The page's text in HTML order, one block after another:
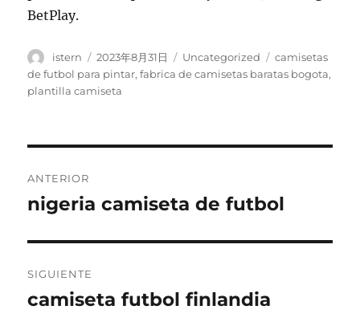
BetPlay.
Autor
istern
Publicado
el
2023年8月31日 Categorías
Uncategorized Etiquetas
camisetas
de futbol para pintar,fabrica de camisetas baratas bogota,
plantilla camiseta
de
ANTERIOR
Entrada
nigeria camiseta de futbol
SIGUIENTE
Entrada
camiseta futbol finlandia